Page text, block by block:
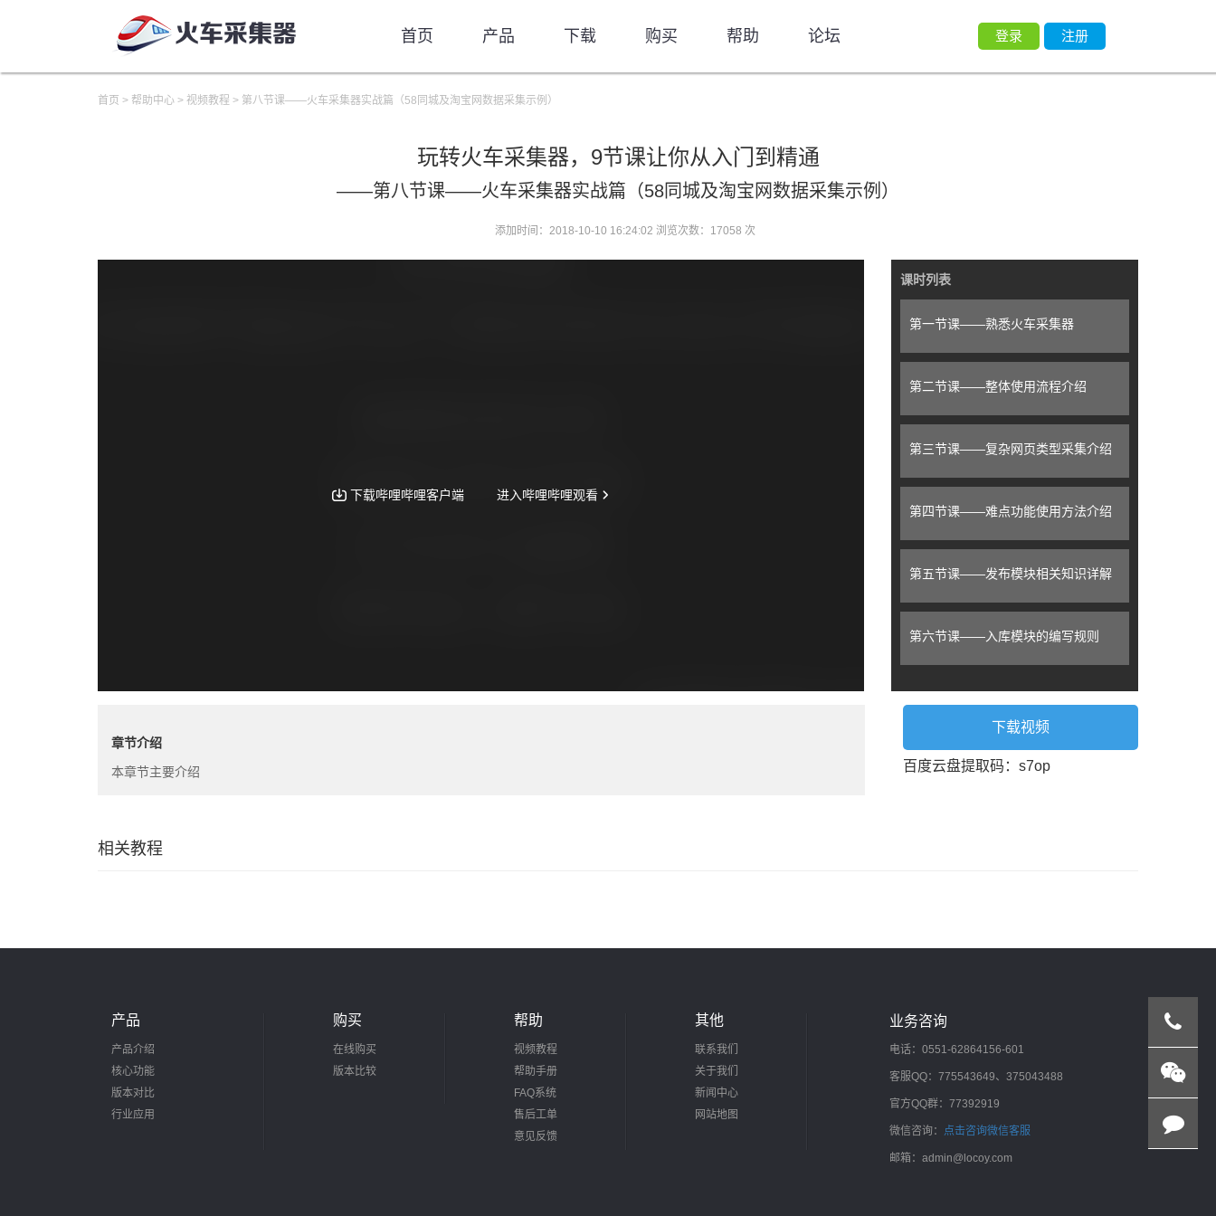
首页 产品 下载 购买 帮助 论坛 注册
登录
首页 > 帮助中心 > 视频教程 > 第八节课——火车采集器实战篇（58同城及淘宝网数据采集示例）
玩转火车采集器，9节课让你从入门到精通
——第八节课——火车采集器实战篇（58同城及淘宝网数据采集示例）
添加时间：2018-10-10 16:24:02 浏览次数：17058 次
课时列表
第一节课——熟悉火车采集器
第二节课——整体使用流程介绍
第三节课——复杂网页类型采集介绍
第四节课——难点功能使用方法介绍
第五节课——发布模块相关知识详解
第六节课——入库模块的编写规则
第八节课——火车采集器实战篇（58同
城及淘宝网数据采集示例）
章节介绍
本章节主要介绍
下载视频
百度云盘提取码：s7op
相关教程
产品
产品介绍
核心功能
版本对比
行业应用
购买
在线购买
版本比较
帮助
视频教程
帮助手册
FAQ系统
售后工单
意见反馈
其他
联系我们
关于我们
新闻中心
网站地图
业务咨询
电话：0551-62864156-601
客服QQ：775543649、375043488
官方QQ群：77392919
微信咨询： 点击咨询微信客服
邮箱：admin@locoy.com